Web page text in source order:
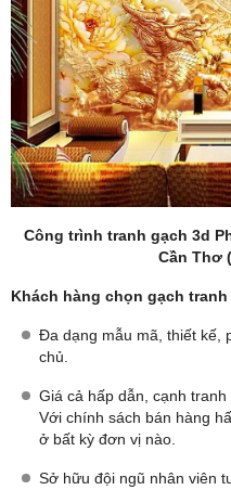
Công trình tranh gạch 3d
Cần Thơ
Khách hàng chọn gạch
Đa dạng mẫu mã, thiết kế,
chủ.
Giá cả hấp dẫn, cạnh
Với chính sách bán hàng
ở bất kỳ đơn vị nào.
Sở hữu đội ngũ nhân viên